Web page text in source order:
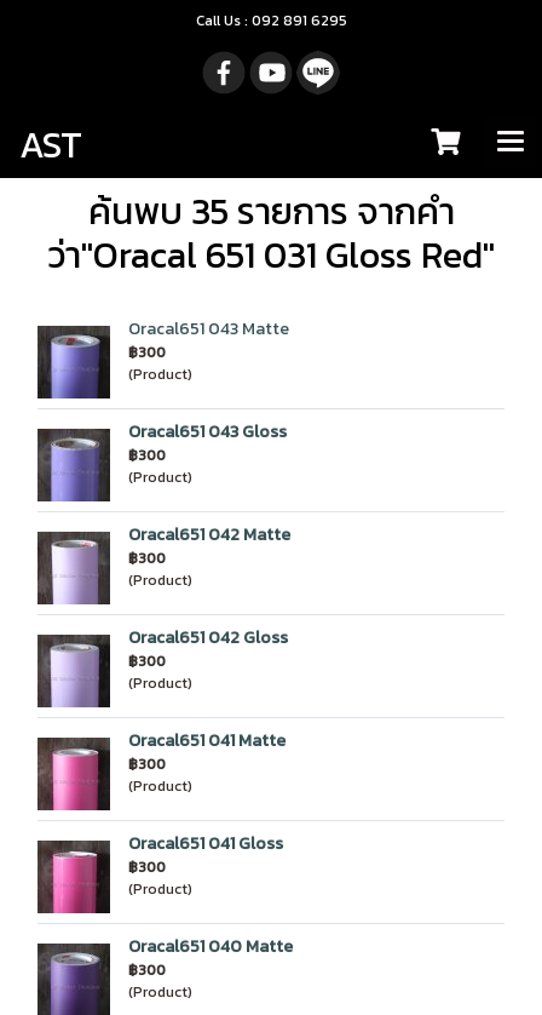
Call Us : 092 891 6295
AST
ค้นพบ 35 รายการ จากคำ
ว่า"Oracal 651 031 Gloss Red"
Oracal651 043 Matte
฿300
(Product)
Oracal651 043 Gloss
฿300
(Product)
Oracal651 042 Matte
฿300
(Product)
Oracal651 042 Gloss
฿300
(Product)
Oracal651 041 Matte
฿300
(Product)
Oracal651 041 Gloss
฿300
(Product)
Oracal651 040 Matte
฿300
(Product)